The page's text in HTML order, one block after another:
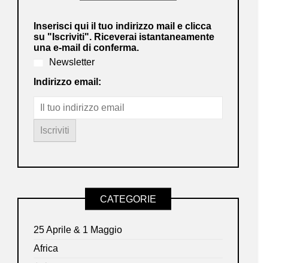
Inserisci qui il tuo indirizzo mail e clicca
su "Iscriviti". Riceverai istantaneamente
una e-mail di conferma.
Newsletter
Indirizzo email:
CATEGORIE
25 Aprile & 1 Maggio
Africa